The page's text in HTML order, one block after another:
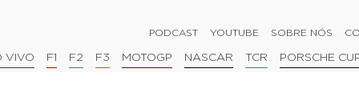
PODCAST YOUTUBE SOBRE NÓS
VIVO F1 F2 F3 MOTOGP NASCAR TCR PORSCHE